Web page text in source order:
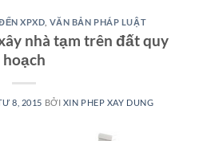
XPXD VĂN BẢN PHÁP LUẬT
nhà tạm trên đất quy
hoạch
8, 2015 BỞI XIN PHEP XAY DUNG